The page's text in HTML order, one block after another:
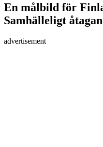
En målbild för
Samhälleligt
advertisement